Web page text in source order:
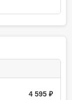
4 595